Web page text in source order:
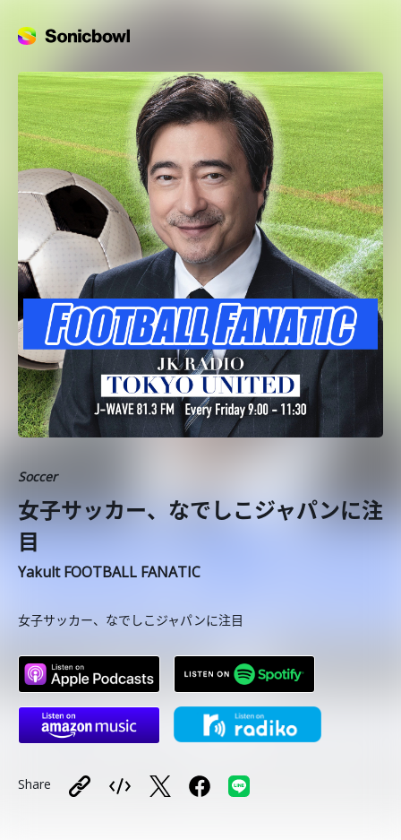
Soccer
女子サッカー、なでしこジャパンに注
目
Yakult FOOTBALL FANATIC
女子サッカー、なでしこジャパンに注目
Share